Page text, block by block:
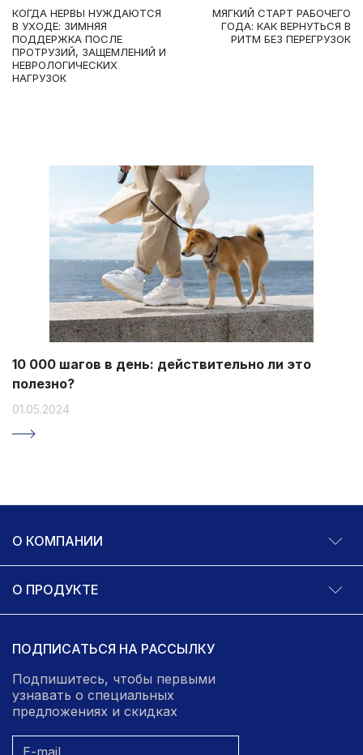
10 000 шагов в день: действительно ли это
полезно?
01.05.2024
КОГДА НЕРВЫ НУЖДАЮТСЯ
В УХОДЕ: ЗИМНЯЯ
ПОДДЕРЖКА ПОСЛЕ
ПРОТРУЗИЙ, ЗАЩЕМЛЕНИЙ И
НЕВРОЛОГИЧЕСКИХ
НАГРУЗОК
МЯГКИЙ СТАРТ РАБОЧЕГО
ГОДА: КАК ВЕРНУТЬСЯ В
РИТМ БЕЗ ПЕРЕГРУЗОК
О КОМПАНИИ
О ПРОДУКТЕ
ПОДПИСАТЬСЯ НА РАССЫЛКУ
Подпишитесь, чтобы первыми
узнавать о специальных
предложениях и скидках